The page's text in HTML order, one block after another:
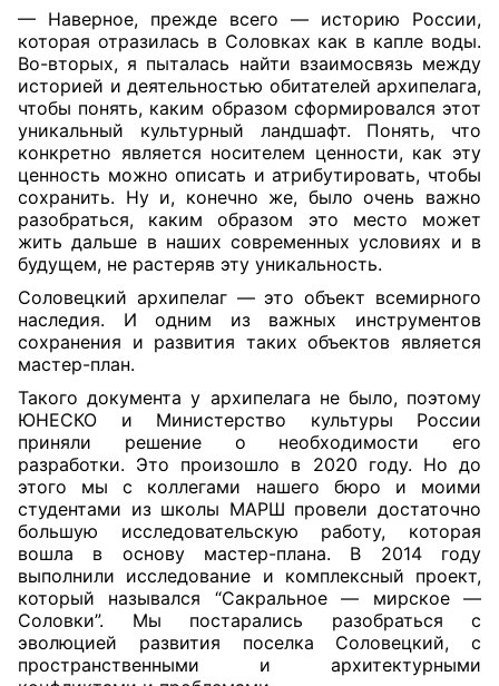
— Наверное, прежде всего — историю России,
которая отразилась в Соловках как в капле воды.
Во-вторых, я пыталась найти взаимосвязь между
историей и деятельностью обитателей архипелага,
чтобы понять, каким образом сформировался этот
уникальный культурный ландшафт. Понять, что
конкретно является носителем ценности, как эту
ценность можно описать и атрибутировать, чтобы
сохранить. Ну и, конечно же, было очень важно
разобраться, каким образом это место может
жить дальше в наших современных условиях и в
будущем, не растеряв эту уникальность.
Соловецкий архипелаг — это объект всемирного
наследия. И одним из важных инструментов
сохранения и развития таких объектов является
мастер-план.
Такого документа у архипелага не было, поэтому
ЮНЕСКО и Министерство культуры России
приняли решение о необходимости его
разработки. Это произошло в 2020 году. Но до
этого мы с коллегами нашего бюро и моими
студентами из школы МАРШ провели достаточно
большую исследовательскую работу, которая
вошла в основу мастер-плана. В 2014 году
выполнили исследование и комплексный проект,
который назывался “Сакральное — мирское —
Соловки”. Мы постарались разобраться с
эволюцией развития поселка Соловецкий, с
пространственными и архитектурными